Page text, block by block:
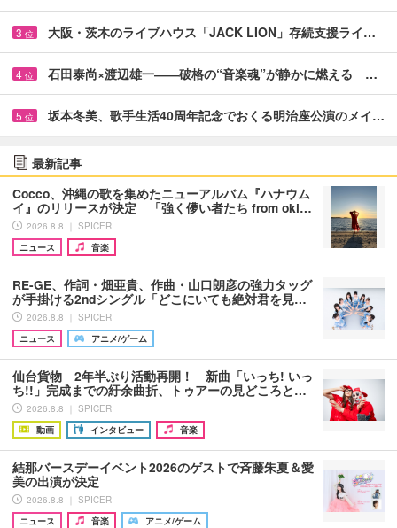
3 位 大阪・茨木のライブハウス「JACK LION」存続支援ライ…
4 位 石田泰尚×渡辺雄一――破格の“音楽魂”が静かに燃える …
5 位 坂本冬美、歌手生活40周年記念でおくる明治座公演のメイ…
最新記事
Cocco、沖縄の歌を集めたニューアルバム『ハナウム
イ』のリリースが決定 「強く儚い者たち from oki…
2026.8.8 ｜ SPICER
ニュース
音楽
RE-GE、作詞・畑亜貴、作曲・山口朗彦の強力タッグ
が手掛ける2ndシングル「どこにいても絶対君を見…
2026.8.8 ｜ SPICER
ニュース
アニメ/ゲーム
仙台貨物 2年半ぶり活動再開！ 新曲「いっち! いっ
ち!!」完成までの紆余曲折、トゥアーの見どころと…
2026.8.8 ｜ SPICER
動画
インタビュー 音楽
結那バースデーイベント2026のゲストで斉藤朱夏＆愛
美の出演が決定
2026.8.8 ｜ SPICER
ニュース
音楽 アニメ/ゲーム